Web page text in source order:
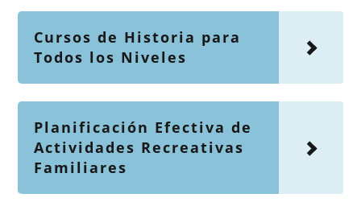
Cursos de Historia para
Todos los Niveles
Planificación Efectiva de
Actividades Recreativas
Familiares